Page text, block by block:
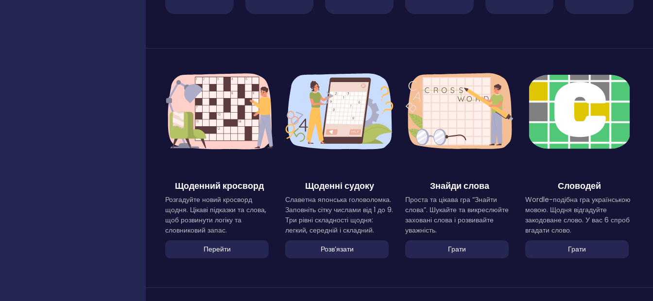
Щоденний кросворд
Розгадуйте новий кросворд
щодня. Цікаві підказки та слова,
щоб розвинути логіку та
словниковий запас.
Перейти
Щоденні судоку
Славетна японська головоломка.
Заповніть сітку числами від 1 до 9.
Три рівні складності щодня:
легкий, середній і складний.
Розвʼязати
Знайди слова
Проста та цікава гра “Знайти
слова”. Шукайте та викреслюйте
заховані слова і розвивайте
уважність.
Грати
Словодей
Wordle-подібна гра українською
мовою. Щодня відгадуйте
закодоване слово. У вас 6 спроб
вгадати слово.
Грати